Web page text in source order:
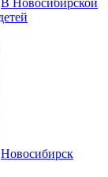
Новосибирск